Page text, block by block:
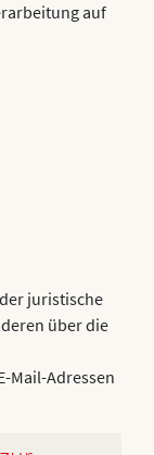
auf
juristische
über die
Mail-Adressen